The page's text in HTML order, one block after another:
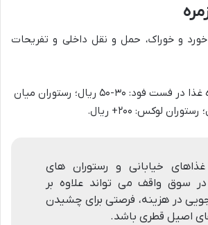
و خوراک، حمل و نقل داخلی و تفریحات
یک وعده غذا در فست فود: ۳۰-۵۰ ریال؛ رستوران میان
غذاهای خیابانی و رستوران های
سوق واقف می تواند علاوه بر
در هزینه، فرصتی برای چشیدن
اصیل قطری باشد.